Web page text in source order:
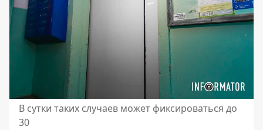
В сутки таких случаев может фиксироваться до
30